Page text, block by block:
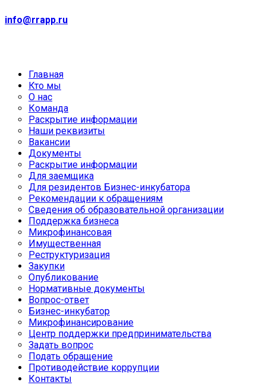
info@rrapp.ru
Главная
Кто мы
О нас
Команда
Раскрытие информации
Наши реквизиты
Вакансии
Документы
Раскрытие информации
Для заемщика
Для резидентов Бизнес-инкубатора
Рекомендации к обращениям
Сведения об образовательной организации
Поддержка бизнеса
Микрофинансовая
Имущественная
Реструктуризация
Закупки
Опубликование
Нормативные документы
Вопрос-ответ
Бизнес-инкубатор
Микрофинансирование
Центр поддержки предпринимательства
Задать вопрос
Подать обращение
Противодействие коррупции
Контакты